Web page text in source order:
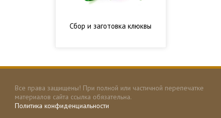
Сбор и заготовка клюквы
Все права защищены! При полной или частичной перепечатке
материалов сайта ссылка обязательна.
Политика конфиденциальности